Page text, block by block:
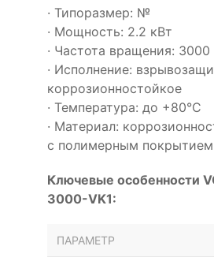
· Типоразмер: №
· Мощность: 2.2 кВт
· Частота вращения:
· Исполнение:
коррозионностойкое
· Температура: до +80°С
· Материал:
с полимерным покрытием
Ключевые особенности
3000-VK1:
ПАРАМЕТР